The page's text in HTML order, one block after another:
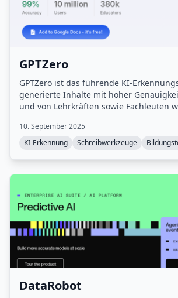
GPTZero
GPTZero ist das führende KI-
generierte Inhalte mit hoher
und von Lehrkräften sowie Fachleuten
10. September 2025
KI-Erkennung
Schreibwerkzeuge
DataRobot